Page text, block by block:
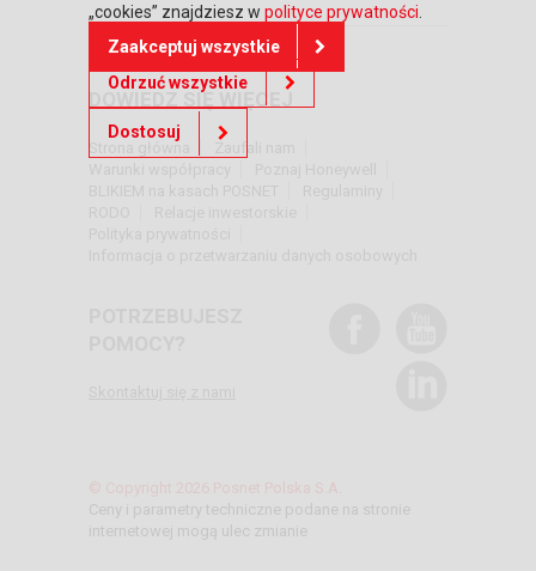
DOWIEDZ SIĘ WIĘCEJ
Strona główna
Ceny i parametry techniczne podane na stronie
internetowej mogą ulec zmianie
„cookies” znajdziesz w polityce prywatności
Zaakceptuj wszystkie
Odrzuć wszystkie
Dostosuj